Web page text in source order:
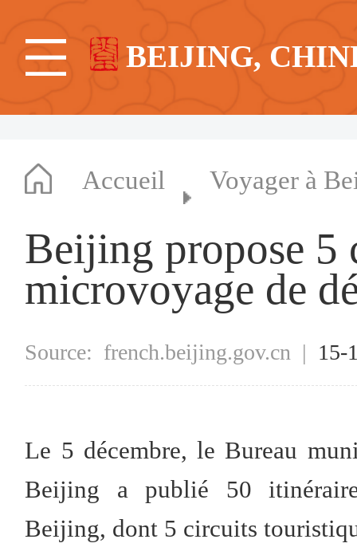
BEIJING,
Accueil Voyager à
Beijing propose 5
microvoyage de
Source: french.beijing.gov.cn |
Le 5 décembre, le Bureau
Beijing a publié 50
Beijing, dont 5 circuits